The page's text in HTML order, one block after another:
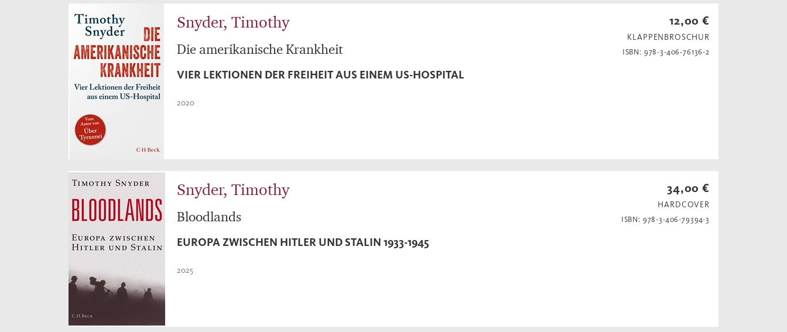
Snyder, Timothy
Die amerikanische Krankheit
VIER LEKTIONEN DER FREIHEIT AUS EINEM US-HOSPITAL
2020
12,00 €
KLAPPENBROSCHUR
ISBN: 978-3-406-76136-2
Snyder, Timothy
Bloodlands
EUROPA ZWISCHEN HITLER UND STALIN 1933-1945
2025
34,00 €
HARDCOVER
ISBN: 978-3-406-79394-3